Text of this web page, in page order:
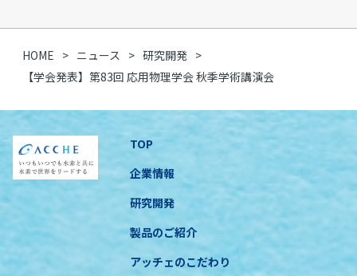
HOME ニュース
研究開発
【学会発表】第83回 応用物理学会 秋季学術講演会
TOP
企業情報
研究開発
製品のご紹介
アッチェのこだわり